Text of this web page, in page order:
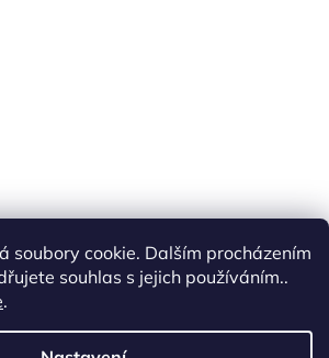
soubory cookie. Dalším procházením
souhlas s jejich používáním..
.
Vytvořil Shoptet